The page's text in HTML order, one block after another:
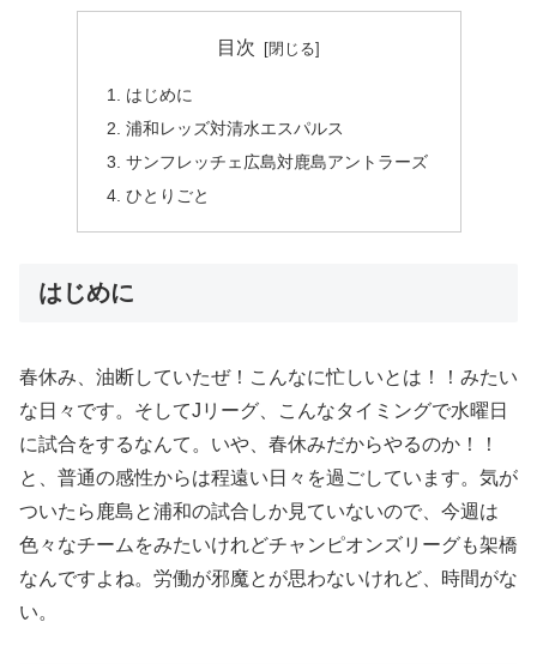
目次
はじめに
浦和レッズ対清水エスパルス
サンフレッチェ広島対鹿島アントラーズ
ひとりごと
はじめに
春休み、油断していたぜ！こんなに忙しいとは！！みたい
な日々です。そしてJリーグ、こんなタイミングで水曜日
に試合をするなんて。いや、春休みだからやるのか！！
と、普通の感性からは程遠い日々を過ごしています。気が
ついたら鹿島と浦和の試合しか見ていないので、今週は
色々なチームをみたいけれどチャンピオンズリーグも架橋
なんですよね。労働が邪魔とが思わないけれど、時間がな
い。